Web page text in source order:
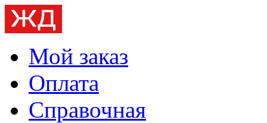
Мой заказ
Оплата
Справочная